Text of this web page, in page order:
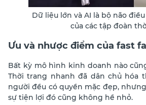
Dữ liệu lớn và AI là bộ não
của các tập đoàn
Ưu và nhược điểm của fast
Bất kỳ mô hình kinh doanh nào
Thời trang nhanh đã dân chủ hóa
người đều có quyền mặc đẹp,
sự tiện lợi đó cũng không hề nhỏ.